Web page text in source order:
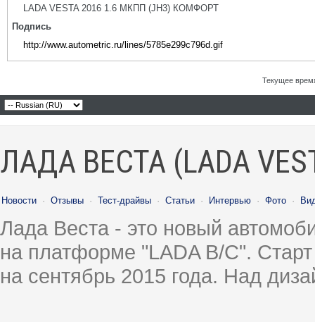
LADA VESTA 2016 1.6 МКПП (JH3) КОМФОРТ
Подпись
http://www.autometric.ru/lines/5785e299c796d.gif
Текущее
ЛАДА ВЕСТА (LADA
Новости · Отзывы · Тест-драйвы · Статьи · Интервью · Фото ·
Лада Веста - это новый
на платформе "LADA B/C".
на сентябрь 2015 года. Над